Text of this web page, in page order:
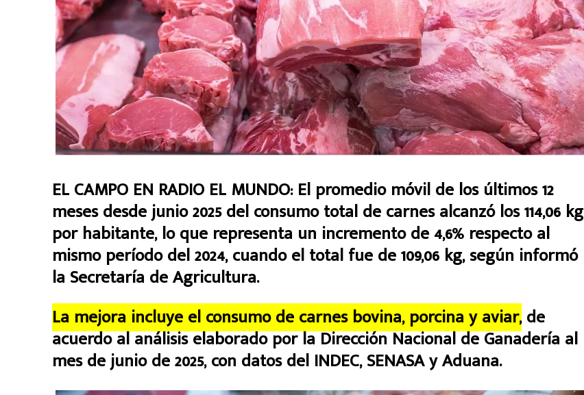
EL CAMPO EN RADIO EL MUNDO:El promedio móvil de los últimos 12
meses desde junio 2025 del consumo total de carnes alcanzó los 114,06 kg
por habitante, lo que representa un incremento de 4,6% respecto al
mismo período del 2024, cuando el total fue de 109,06 kg,según informó
la Secretaría de Agricultura.
La mejora incluye el consumo de carnes bovina, porcina y aviar,de
acuerdo al análisis elaborado por la Dirección Nacional de Ganadería al
mes de junio de 2025, con datos del INDEC, SENASA y Aduana.